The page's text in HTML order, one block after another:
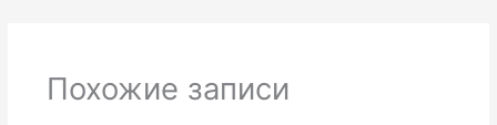
Похожие записи